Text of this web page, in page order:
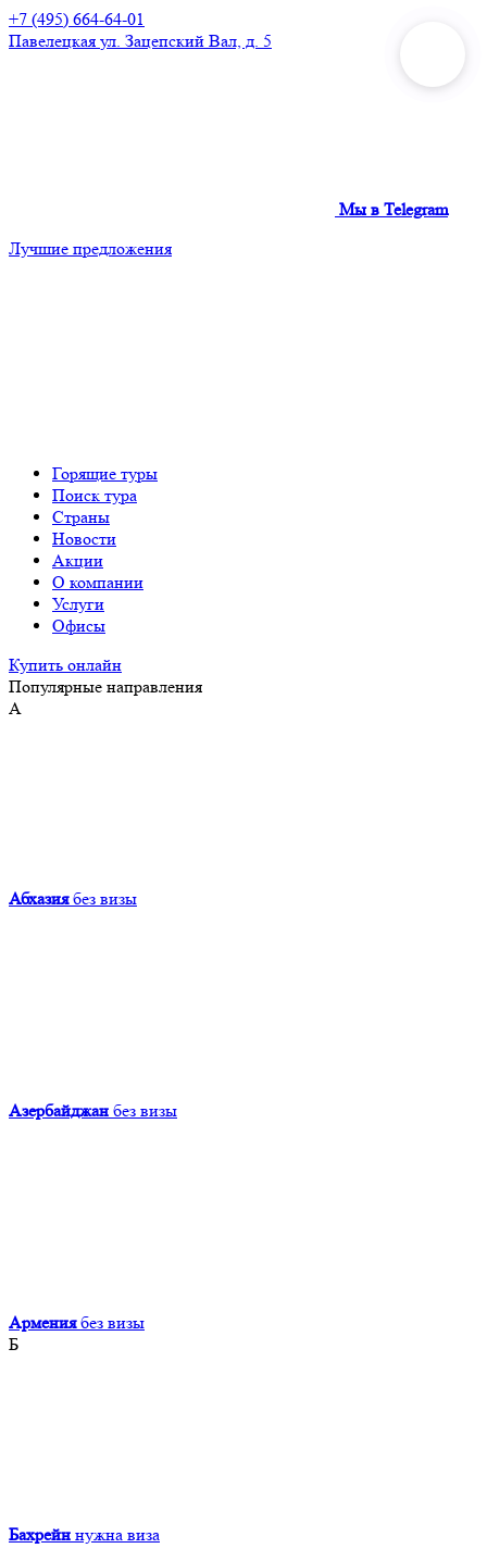
+7 (495) 664-64-01
Павелецкая ул. Зацепский Вал, д. 5
Мы в Telegram
Лучшие предложения
Горящие туры
Поиск тура
Страны
Новости
Акции
О компании
Услуги
Офисы
Купить онлайн
Популярные направления
А
Абхазия без визы
Азербайджан без визы
Армения без визы
Б
Бахрейн нужна виза